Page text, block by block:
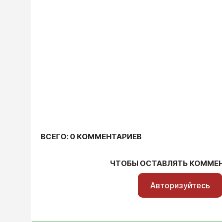
ВСЕГО: 0 КОММЕНТАРИЕВ
ЧТОБЫ ОСТАВЛЯТЬ
Авторизуйтесь